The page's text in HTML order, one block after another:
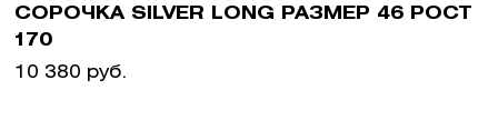
СОРОЧКА SILVER LONG РАЗМЕР 46 РОСТ
170
10 380 руб.